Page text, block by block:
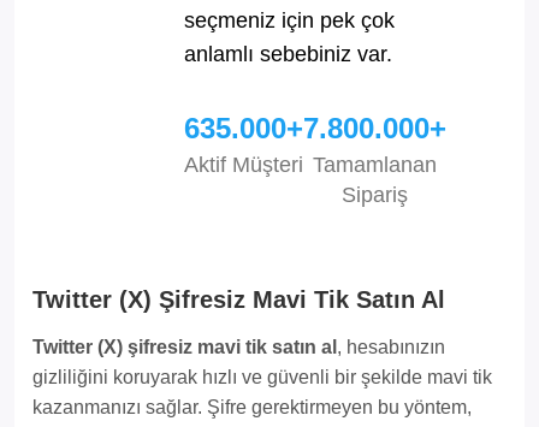
seçmeniz için pek çok
anlamlı sebebiniz var.
635.000+
Aktif Müşteri
7.800.000+
Tamamlanan
Sipariş
Twitter (X) Şifresiz Mavi Tik Satın Al
Twitter (X) şifresiz mavi tik satın al , hesabınızın
gizliliğini koruyarak hızlı ve güvenli bir şekilde mavi tik
kazanmanızı sağlar. Şifre gerektirmeyen bu yöntem,